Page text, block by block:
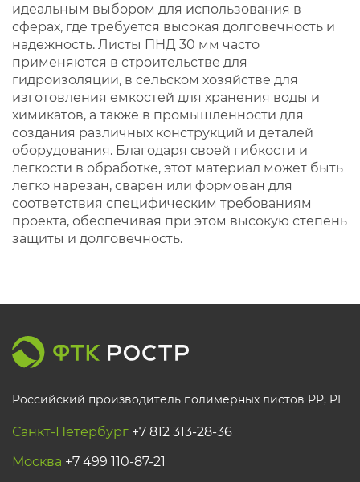
идеальным выбором для использования в
сферах, где требуется высокая долговечность и
надежность. Листы ПНД 30 мм часто
применяются в строительстве для
гидроизоляции, в сельском хозяйстве для
изготовления емкостей для хранения воды и
химикатов, а также в промышленности для
создания различных конструкций и деталей
оборудования. Благодаря своей гибкости и
легкости в обработке, этот материал может быть
легко нарезан, сварен или формован для
соответствия специфическим требованиям
проекта, обеспечивая при этом высокую степень
защиты и долговечность.
Российский производитель полимерных листов РР, PE
Санкт-Петербург +7 812 313-28-36
Москва +7 499 110-87-21